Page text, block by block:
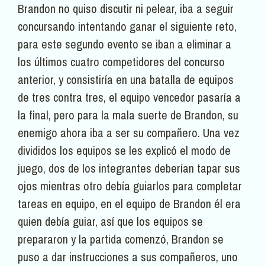
Brandon no quiso discutir ni pelear, iba a seguir
concursando intentando ganar el siguiente reto,
para este segundo evento se iban a eliminar a
los últimos cuatro competidores del concurso
anterior, y consistiría en una batalla de equipos
de tres contra tres, el equipo vencedor pasaría a
la final, pero para la mala suerte de Brandon, su
enemigo ahora iba a ser su compañero. Una vez
divididos los equipos se les explicó el modo de
juego, dos de los integrantes deberían tapar sus
ojos mientras otro debía guiarlos para completar
tareas en equipo, en el equipo de Brandon él era
quien debía guiar, así que los equipos se
prepararon y la partida comenzó, Brandon se
puso a dar instrucciones a sus compañeros, uno